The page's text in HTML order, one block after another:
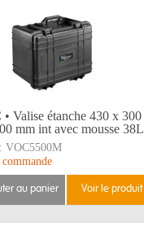
• Valise étanche 430 x 300
mm int avec mousse 38L
VOC5500M
commande
au panier voir le produit